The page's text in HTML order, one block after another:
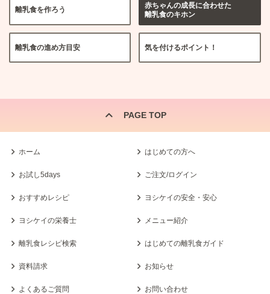
離乳食を作ろう
赤ちゃんの成長に合わせた
離乳食のキホン
離乳食の進め方目安 気を付けるポイント！
PAGE TOP
ホーム はじめての方へ
お試し5days ご注文/ログイン
おすすめレシピ ヨシケイの安全・安心
ヨシケイの栄養士 メニュー紹介
離乳食レシピ検索 はじめての離乳食ガイド
資料請求 お知らせ
よくあるご質問 お問い合わせ